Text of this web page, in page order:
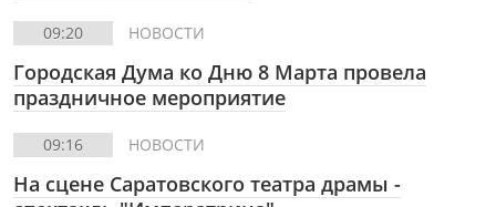
09:20 НОВОСТИ
Городская Дума ко Дню 8 Марта провела
праздничное мероприятие
09:16 НОВОСТИ
На сцене Саратовского театра драмы -